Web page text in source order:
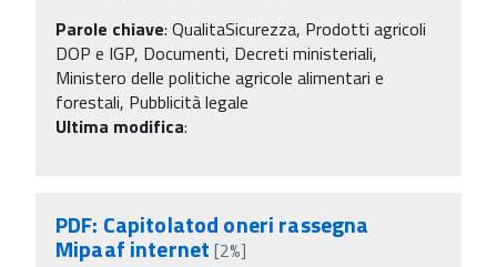
Parole chiave: QualitaSicurezza, Prodotti agricoli
DOP e IGP, Documenti, Decreti ministeriali,
Ministero delle politiche agricole alimentari e
forestali, Pubblicità legale
Ultima modifica:
PDF: Capitolatod oneri rassegna
Mipaaf internet [2%]